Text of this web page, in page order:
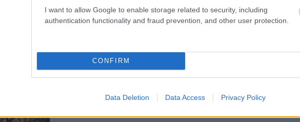
I want to allow Google to enable storage related to security, including
authentication functionality and fraud prevention, and other user protection.
CONFIRM
Data Deletion Data Access Privacy Policy
Hotel: Απόδραση
της Ηλείας
Ionion Beach
Apartments &